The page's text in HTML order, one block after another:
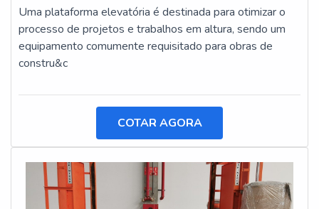
Uma plataforma elevatória é destinada para otimizar o
processo de projetos e trabalhos em altura, sendo um
equipamento comumente requisitado para obras de
constru&c
COTAR AGORA